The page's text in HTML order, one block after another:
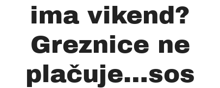
ima vikend?
Greznice ne
plačuje...sos